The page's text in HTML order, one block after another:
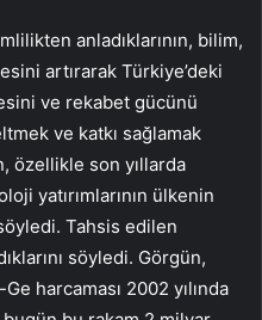
anladıklarının, bilim,
artırarak Türkiye’deki
ve rekabet gücünü
ve katkı sağlamak
özellikle son yıllarda
yatırımlarının ülkenin
Tahsis edilen
söyledi. Görgün,
harcaması 2002 yılında